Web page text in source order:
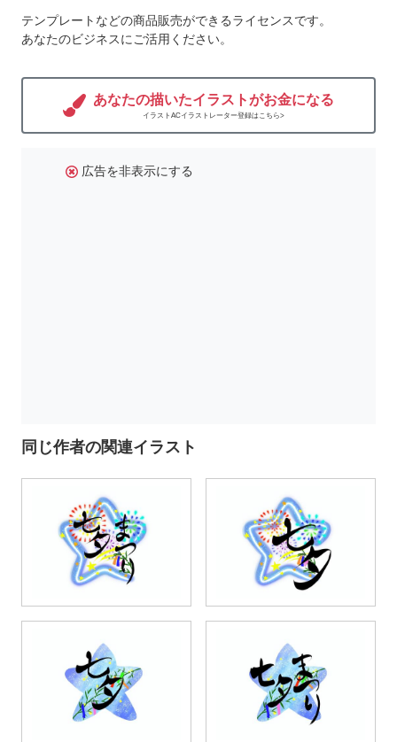
テンプレートなどの商品販売ができるライセンスです。
あなたのビジネスにご活用ください。
あなたの描いたイラストがお金になる
イラストACイラストレーター登録はこちら>
広告を非表示にする
同じ作者の関連イラスト